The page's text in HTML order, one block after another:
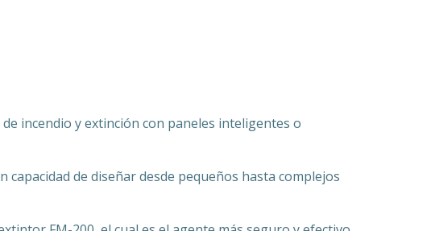
incendio y extinción con paneles inteligentes o
de diseñar desde pequeños hasta complejos